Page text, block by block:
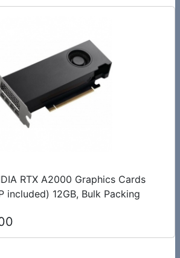
RTX A2000 Graphics Cards
included) 12GB, Bulk Packing